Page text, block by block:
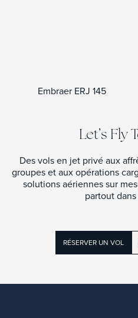
Embraer ERJ 145
Let’s Fly
Des vols en jet privé aux
groupes et aux opérations
solutions aériennes sur
partout
RÉSERVER UN VOL